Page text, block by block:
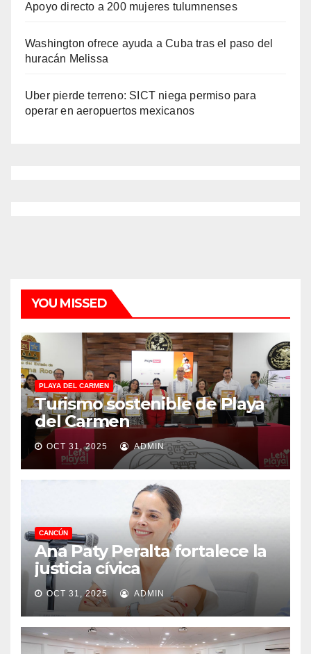
Apoyo directo a 200 mujeres tulumnenses
Washington ofrece ayuda a Cuba tras el paso del
huracán Melissa
Uber pierde terreno: SICT niega permiso para
operar en aeropuertos mexicanos
YOU MISSED
PLAYA DEL CARMEN
Turismo sostenible de Playa
del Carmen
OCT 31, 2025 ADMIN
CANCÚN
Ana Paty Peralta fortalece la
justicia cívica
OCT 31, 2025 ADMIN